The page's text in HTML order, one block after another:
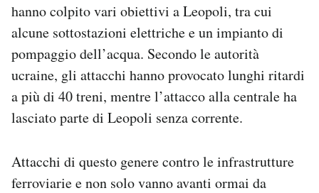
hanno colpito vari obiettivi a Leopoli, tra cui
alcune sottostazioni elettriche e un impianto di
pompaggio dell’acqua. Secondo le autorità
ucraine, gli attacchi hanno provocato lunghi ritardi
a più di 40 treni, mentre l’attacco alla centrale ha
lasciato parte di Leopoli senza corrente.
Attacchi di questo genere contro le infrastrutture
ferroviarie e non solo vanno avanti ormai da